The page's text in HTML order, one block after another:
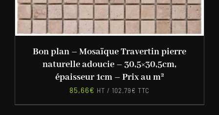
Bon plan – Mosaïque Travertin pierre
naturelle adoucie – 30,5×30,5cm,
épaisseur 1cm – Prix au m²
85,66€ HT / 102,79€ TTC